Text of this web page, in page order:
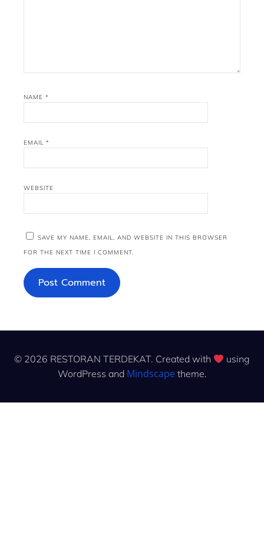
NAME *
EMAIL *
WEBSITE
SAVE MY NAME, EMAIL, AND WEBSITE IN THIS BROWSER
FOR THE NEXT TIME I COMMENT.
© 2026 RESTORAN TERDEKAT. Created with
using
WordPress and Mindscapetheme.